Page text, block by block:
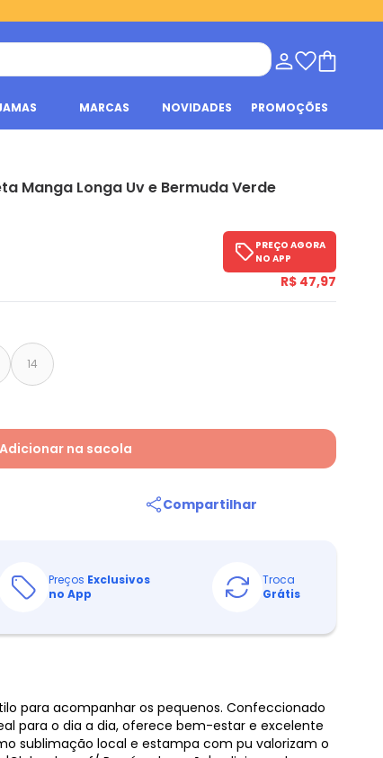
MARCAS NOVIDADES PROMOÇÕES
Manga Longa Uv e Bermuda Verde
PREÇO AGORA
NO APP
R$ 47,97
14
Adicionar na sacola
Compartilhar
Preços Exclusivos
no App
Troca
Grátis
para acompanhar os pequenos. Confeccionado
para o dia a dia, oferece bem-estar e excelente
sublimação local e estampa com pu valorizam o